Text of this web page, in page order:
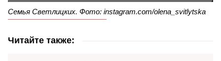
Семья Светлицких. Фото: instagram.com/olena_svitlytska
Читайте также: